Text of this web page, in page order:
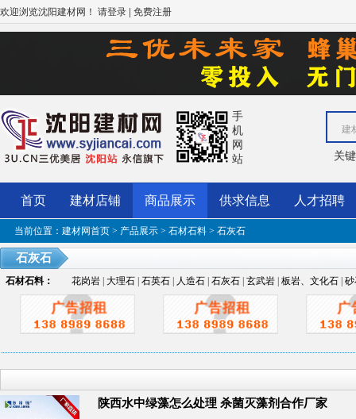
欢迎浏览沈阳建材网！ 请登录 | 免费注册
手
机
网
站
建
关
首页 建材店铺 商品展示 供求信息 人才招聘
当前位置： 建材网首页 > 产品展示 > 石材石料 > 石灰石
石灰石
石材石料 ： 花岗岩 大理石 石英石 人造石 石灰石 玄武岩 板岩、文化石
陕西水中绿藻怎么处理 杀菌灭藻剂合作厂家